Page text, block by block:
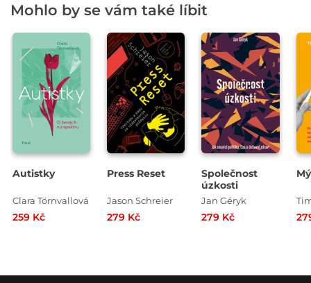
Mohlo by se vám také líbit
Autistky
Clara Törnvallová
259 Kč
Press Reset
Jason Schreier
279 Kč
Společnost
úzkosti
Jan Géryk
279 Kč